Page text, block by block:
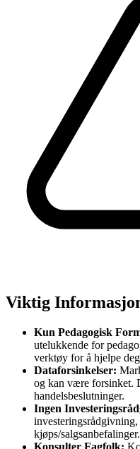
Viktig
Kun Pedagogisk
utelukkende for
verktøy for å hjelpe
Dataforsinkelser:
og kan være forsinket.
handelsbeslutninger.
Ingen
kjøps/salgsanbefalinger.